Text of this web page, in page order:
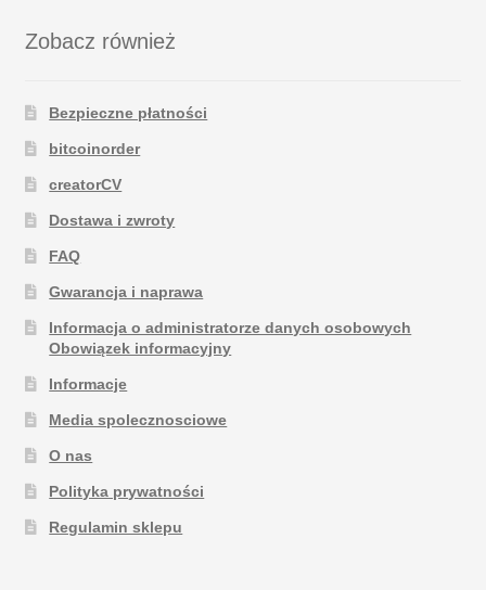
Zobacz również
Bezpieczne płatności
bitcoinorder
creatorCV
Dostawa i zwroty
FAQ
Gwarancja i naprawa
Informacja o administratorze danych osobowych
Obowiązek informacyjny
Informacje
Media spolecznosciowe
O nas
Polityka prywatności
Regulamin sklepu